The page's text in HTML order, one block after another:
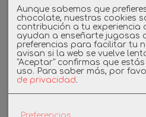
Cupones
DESCUENTO
Aunque sabemos que
chocolate, nuestras cookies
contribución a tu experiencia
ayudan a enseñarte jugosas
preferencias para facilitar tu
avisan si la web se vuelve
"Aceptar" confirmas que
uso. Para saber más, por
de privacidad.
Preferencias